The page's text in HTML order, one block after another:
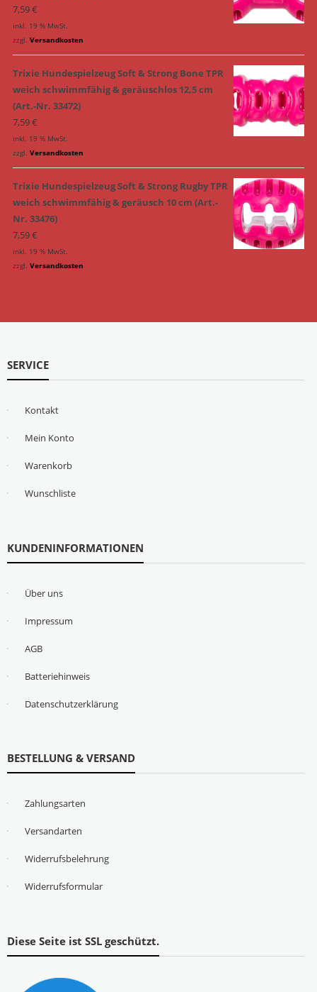
7,59€
inkl. 19 % MwSt.
zzgl. Versandkosten
Trixie Hundespielzeug Soft & Strong Bone TPR
weich schwimmfähig & geräuschlos 12,5 cm
(Art.-Nr. 33472)
7,59€
inkl. 19 % MwSt.
zzgl. Versandkosten
Trixie Hundespielzeug Soft & Strong Rugby TPR
weich schwimmfähig & geräusch 10 cm (Art.-
Nr. 33476)
7,59€
inkl. 19 % MwSt.
zzgl. Versandkosten
SERVICE
Kontakt
Mein Konto
Warenkorb
Wunschliste
KUNDENINFORMATIONEN
Über uns
Impressum
AGB
Batteriehinweis
Datenschutzerklärung
BESTELLUNG & VERSAND
Zahlungsarten
Versandarten
Widerrufsbelehrung
Widerrufsformular
Diese Seite ist SSL geschützt.